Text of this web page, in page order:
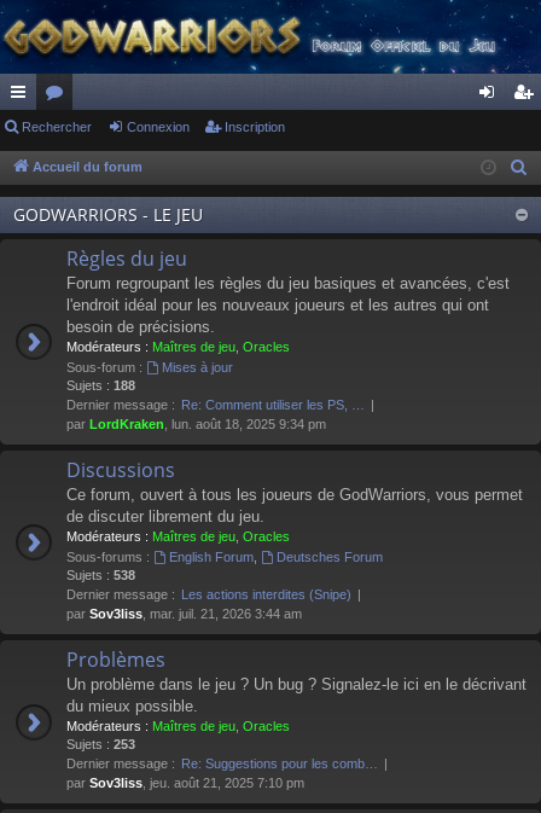
ac
co
ur
ci
or
u
m
s
ne
xi
on
cri
pti
on
Rechercher Connexion Inscription
Accueil du forum
GODWARRIORS - LE JEU
Règles du jeu
Forum regroupant les règles du jeu basiques et avancées, c'est
l'endroit idéal pour les nouveaux joueurs et les autres qui ont
besoin de précisions.
Modérateurs : Maîtres de jeu Oracles
Sous-forum :
Mises à jour
Sujets : 188
Dernier message : Re: Comment utiliser les PS, …
par LordKraken , lun. août 18, 2025 9:34 pm
Discussions
Ce forum, ouvert à tous les joueurs de GodWarriors, vous permet
de discuter librement du jeu.
Modérateurs : Maîtres de jeu Oracles
Sous-forums :
English Forum,
Deutsches Forum
Sujets : 538
Dernier message : Les actions interdites (Snipe)
par Sov3liss , mar. juil. 21, 2026 3:44 am
Problèmes
Un problème dans le jeu ? Un bug ? Signalez-le ici en le décrivant
du mieux possible.
Modérateurs : Maîtres de jeu Oracles
Sujets : 253
Dernier message : Re: Suggestions pour les comb…
par Sov3liss , jeu. août 21, 2025 7:10 pm